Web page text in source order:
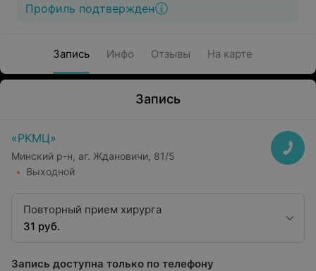
Профиль подтвержден
Запись Инфо Отзывы На карте
Запись
«РКМЦ»
Минский р-н, аг. Ждановичи, 81/5
Выходной
Повторный прием хирурга
31 руб.
Запись доступна только по телефону